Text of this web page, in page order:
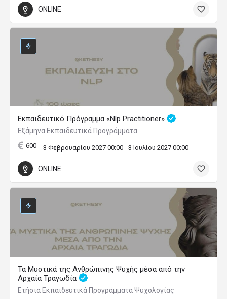
ONLINE
Εκπαιδευτικό Πρόγραμμα «Nlp Practitioner»
Εξάμηνα Εκπαιδευτικά Προγράμματα
600 3 Φεβρουαρίου 2027 00:00 - 3 Ιουλίου 2027 00:00
ONLINE
Τα Μυστικά της Ανθρώπινης Ψυχής μέσα από την
Αρχαία Τραγωδία
Ετήσια Εκπαιδευτικά Προγράμματα Ψυχολογίας